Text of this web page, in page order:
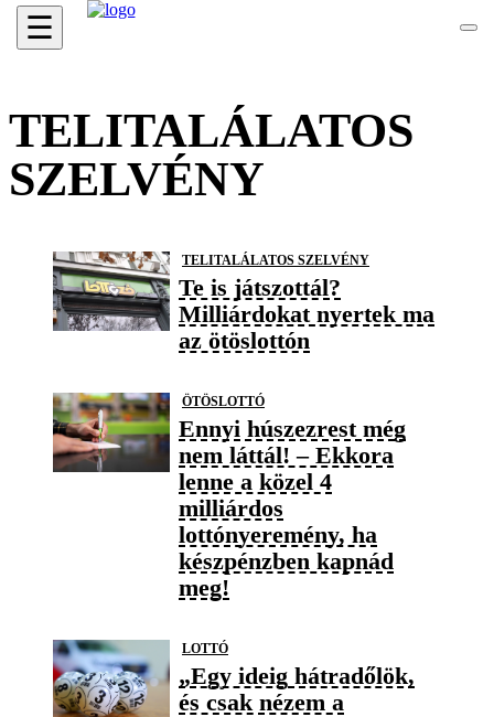
☰
TELITALÁLATOS
SZELVÉNY
TELITALÁLATOS SZELVÉNY
Te is játszottál?
Milliárdokat nyertek ma
az ötöslottón
ÖTÖSLOTTÓ
Ennyi húszezrest még
nem láttál! – Ekkora
lenne a közel 4
milliárdos
lottónyeremény, ha
készpénzben kapnád
meg!
LOTTÓ
„Egy ideig hátradőlök,
és csak nézem a